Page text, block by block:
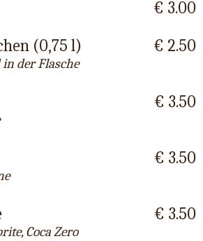
€ 3.00
(0,75 l)
der Flasche
€ 2.50
€ 3.50
€ 3.50
Coca Zero
€ 3.50